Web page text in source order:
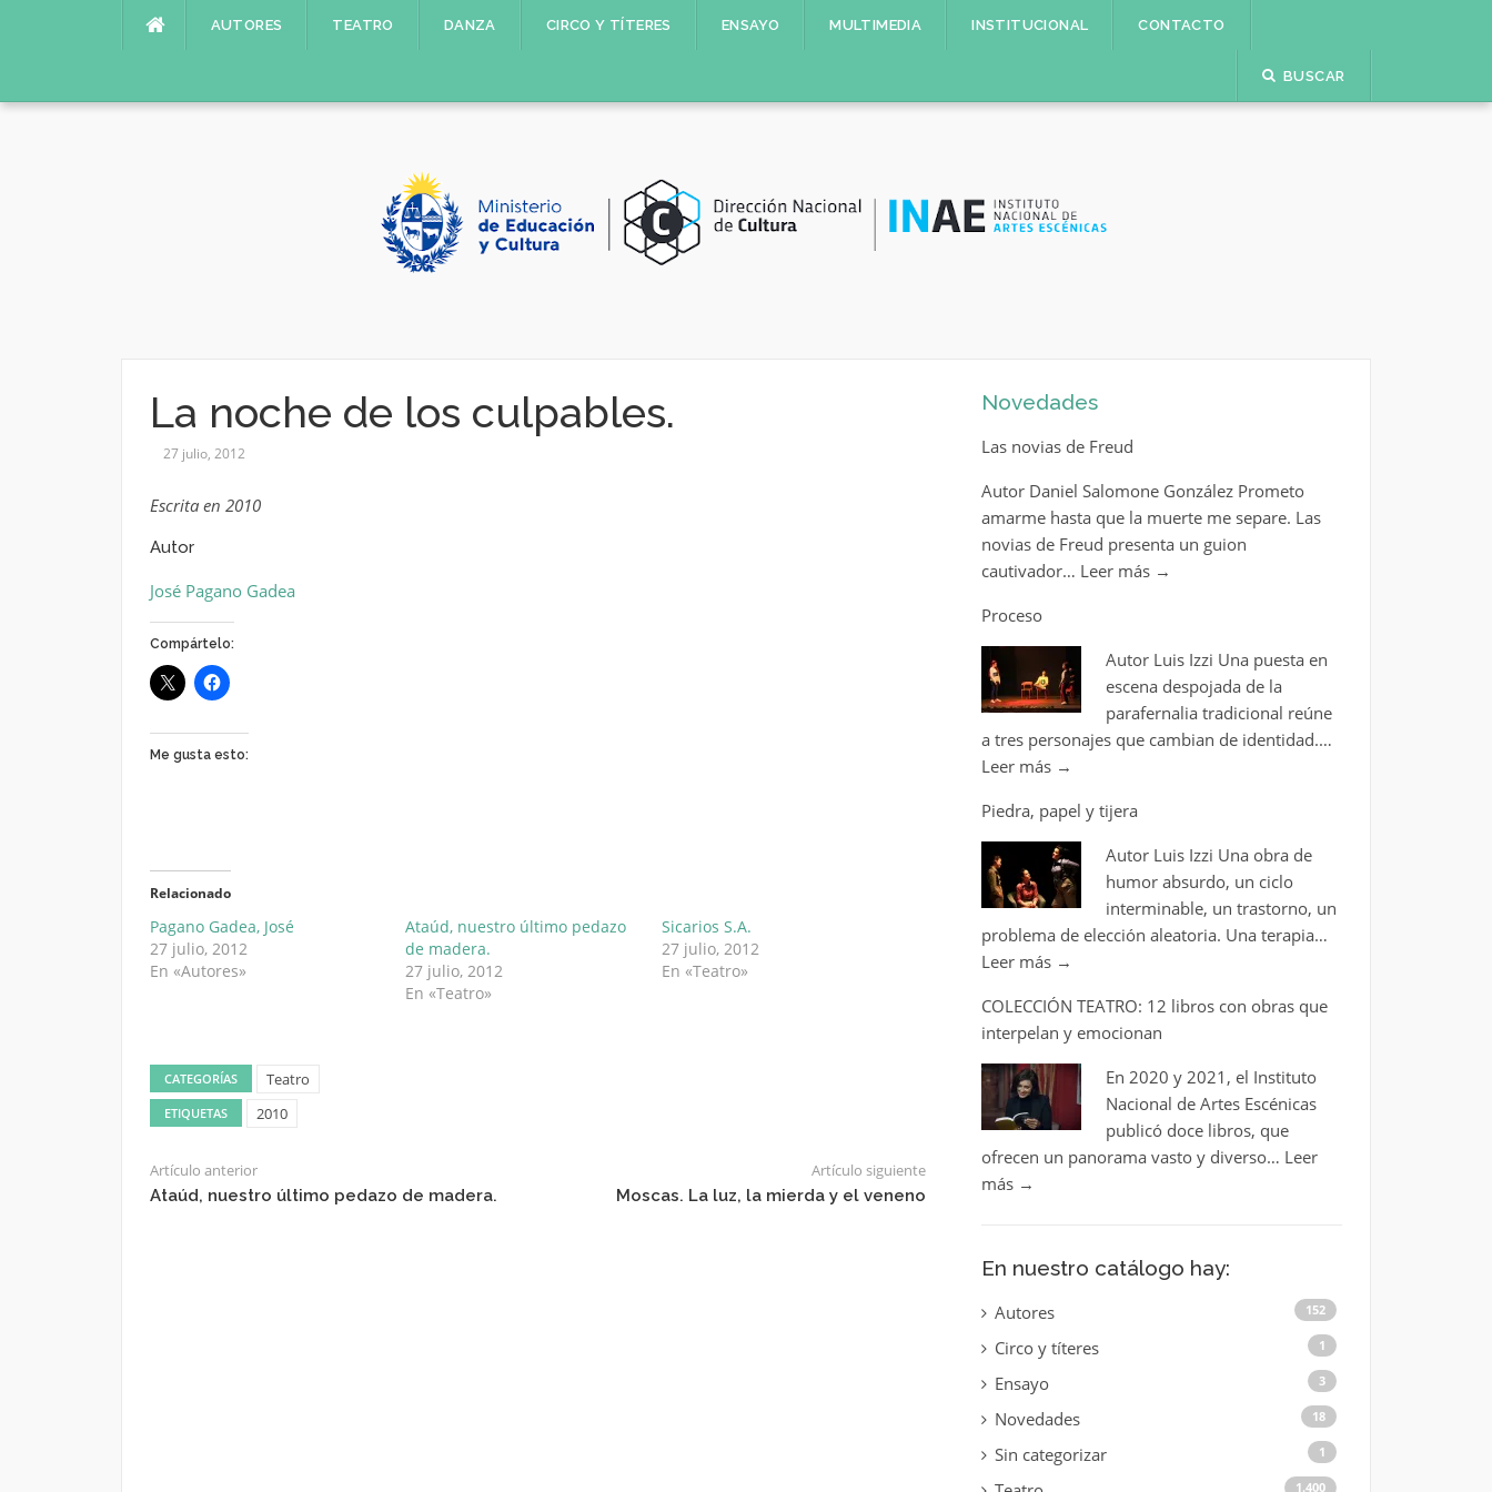
AUTORES TEATRO DANZA CIRCO Y TÍTERES ENSAYO MULTIMEDIA INSTITUCIONAL CONTACTO
BUSCAR
La noche de los culpables.
27 julio, 2012
Escrita en 2010
Autor
José Pagano Gadea
Compártelo:
Me gusta esto:
Relacionado
Pagano Gadea, José
27 julio, 2012
En «Autores»
Ataúd, nuestro último pedazo
de madera.
27 julio, 2012
En «Teatro»
Sicarios S.A.
27 julio, 2012
En «Teatro»
CATEGORÍAS Teatro
ETIQUETAS 2010
Artículo anterior
Ataúd, nuestro último pedazo de madera.
Artículo siguiente
Moscas. La luz, la mierda y el veneno
Novedades
Las novias de Freud
Autor Daniel Salomone González Prometo
amarme hasta que la muerte me separe. Las
novias de Freud presenta un guion
cautivador… Leer más →
Proceso
Autor Luis Izzi Una puesta en
escena despojada de la
parafernalia tradicional reúne
a tres personajes que cambian de identidad.…
Leer más →
Piedra, papel y tijera
Autor Luis Izzi Una obra de
humor absurdo, un ciclo
interminable, un trastorno, un
problema de elección aleatoria. Una terapia…
Leer más →
COLECCIÓN TEATRO: 12 libros con obras que
interpelan y emocionan
En 2020 y 2021, el Instituto
Nacional de Artes Escénicas
publicó doce libros, que
ofrecen un panorama vasto y diverso… Leer
más →
En nuestro catálogo hay:
Autores 152
Circo y títeres 1
Ensayo 3
Novedades 18
Sin categorizar 1
1.400